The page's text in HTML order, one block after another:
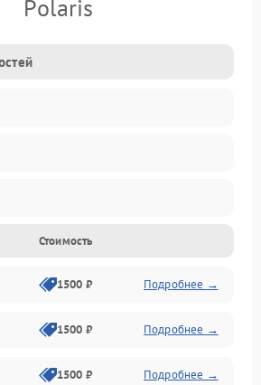
Polaris
Стоимость
1500 ₽ Подробнее →
1500 ₽ Подробнее →
1500 ₽ Подробнее →